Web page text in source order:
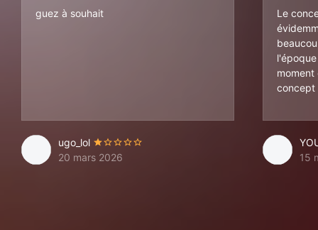
guez à souhait
ugo_lol
20 mars 2026
Le
moment
concept
15